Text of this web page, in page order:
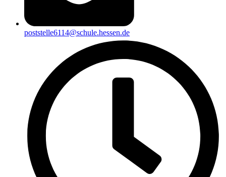
poststelle6114@schule.hessen.de